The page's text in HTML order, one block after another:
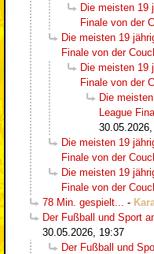
Die meisten 19
Finale von der
Die meisten 19
Finale von der
Die meisten 19
Finale von der
Die
League
30.05.2026,
Die meisten 19
Finale von der
Die meisten 19
Finale von der
78 Min. gespielt...
-
Der Fußball und Sport
30.05.2026, 19:37
Der Fußball und